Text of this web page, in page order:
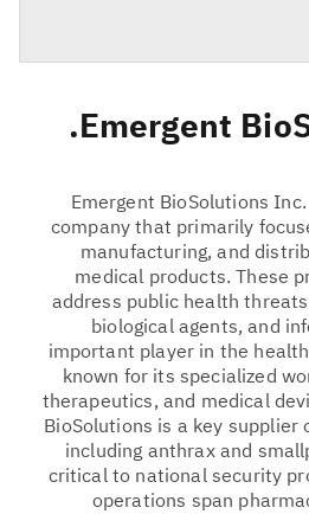
Emergent
Emergent BioSolutions
company that primarily
manufacturing, and
medical products. These
address public health
biological agents, and
important player in the
known for its specialized
therapeutics, and medical
BioSolutions is a key
including anthrax and
critical to national security
operations span